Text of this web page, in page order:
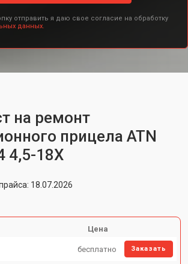
отправить я даю свое согласие на обработку
данных.
на ремонт
прицела ATN
4,5-18X
18.07.2026
Цена
бесплатно Заказать